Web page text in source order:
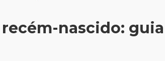
nascido: guia